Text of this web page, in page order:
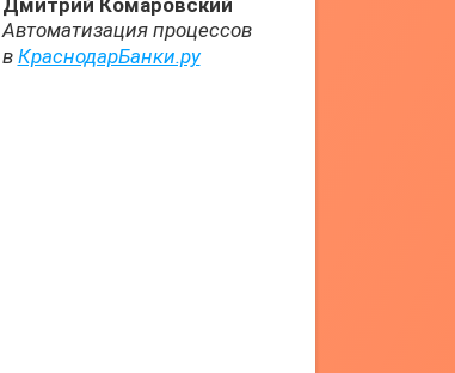
Дмитрий Комаровский
Автоматизация процессов
в КраснодарБанки.ру